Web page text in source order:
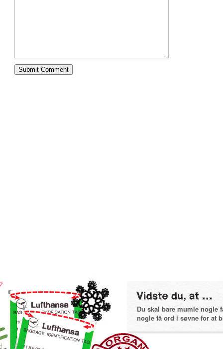
Du skal bare mumle nogle
nogle få ord i søvne for at